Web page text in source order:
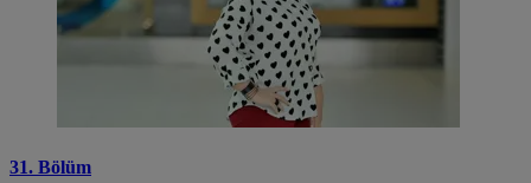
31. Bölüm